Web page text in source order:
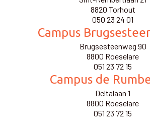
Campus de
Deltalaan 1
8800 Roeselare
051 23 72 15
Campus
Brugsesteenweg 90
8800 Roeselare
051 23 72 15
8820 Torhout
050 23 24 01